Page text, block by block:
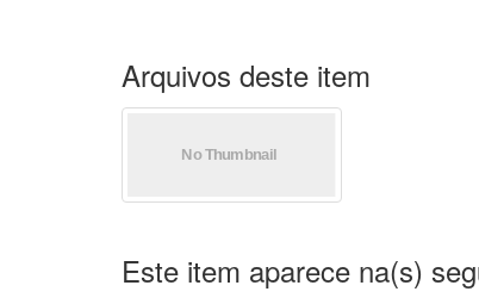
Arquivos deste item
Este item aparece na(s)